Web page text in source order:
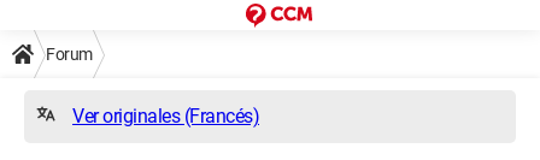
Forum
Ver originales (Francés)